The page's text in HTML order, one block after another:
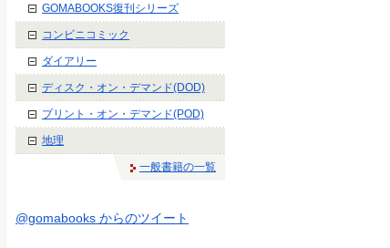
GOMABOOKS復刊シリーズ
コンビニコミック
ダイアリー
ディスク・オン・デマンド(DOD)
プリント・オン・デマンド(POD)
地理
一般書籍の一覧
@gomabooks からのツイート